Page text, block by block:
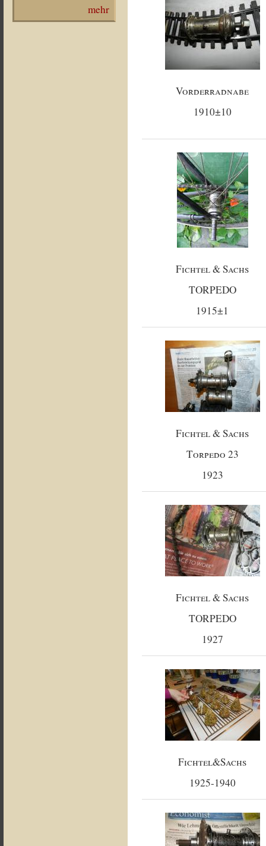
mehr
Vorderradnabe
1910±10
Fichtel & Sachs
TORPEDO
1915±1
Fichtel & Sachs
Torpedo 23
1923
Fichtel & Sachs
TORPEDO
1927
Fichtel&Sachs
1925-1940